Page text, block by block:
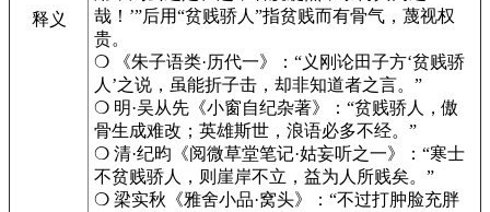
释义
哉！’”后用“贫贱骄人”指贫贱而有骨气，蔑视权
贵。
❍ 《朱子语类·历代一》：“义刚论田子方‘贫贱骄
人’之说，虽能折子击，却非知道者之言。”
❍ 明·吴从先《小窗自纪杂著》：“贫贱骄人，傲
骨生成难改；英雄斯世，浪语必多不经。”
❍ 清·纪昀《阅微草堂笔记·姑妄听之一》：“寒士
不贫贱骄人，则崖岸不立，益为人所贱矣。”
❍ 梁实秋《雅舍小品·窝头》：“不过打肿脸充胖